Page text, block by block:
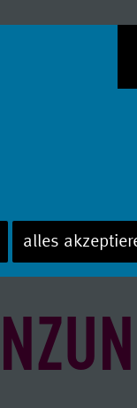
Wo
alles